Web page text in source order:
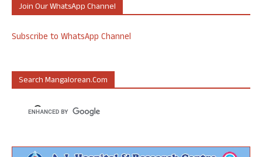
Join Our WhatsApp Channel
Subscribe to WhatsApp Channel
Search Mangalorean.com